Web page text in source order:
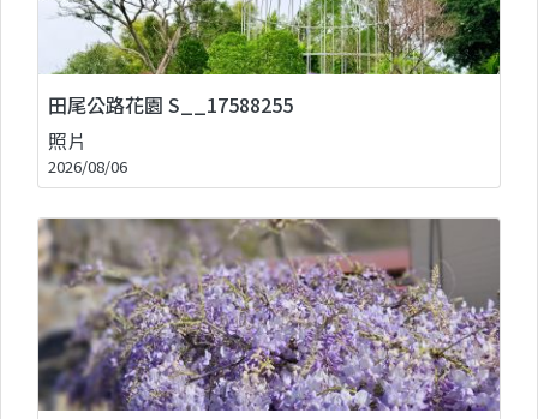
田尾公路花園 S__17588255
照片
2026/08/06